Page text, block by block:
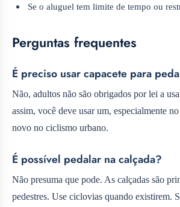
Se o aluguel tem limite de tempo ou
Perguntas frequentes
É preciso usar capacete para
Não, adultos não são obrigados por lei a
assim, você deve usar um, especialmente
novo no ciclismo urbano.
É possível pedalar na calçada?
Não presuma que pode. As calçadas são
pedestres. Use ciclovias quando existirem.